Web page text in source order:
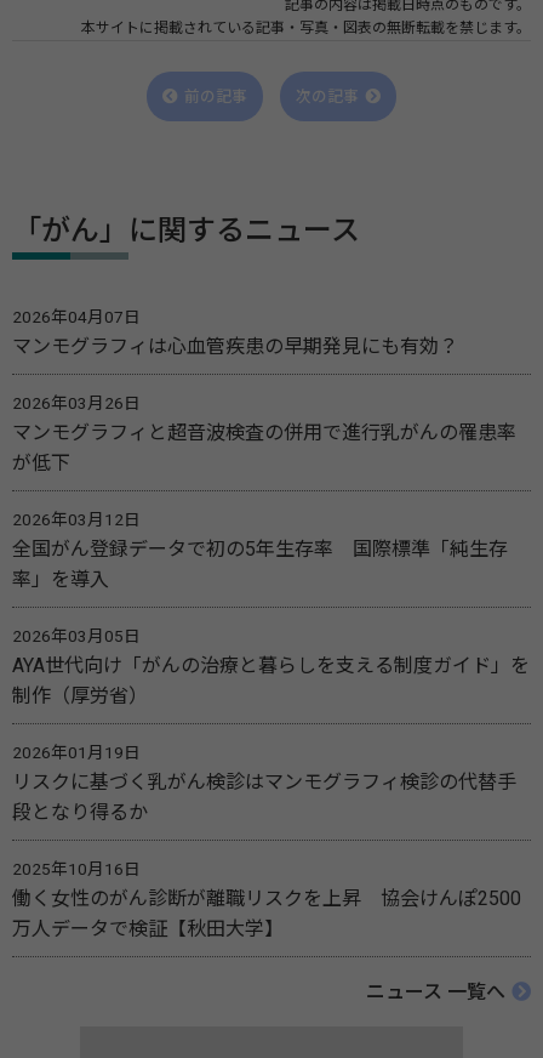
記事の内容は掲載日時点のものです。
本サイトに掲載されている記事・写真・図表の無断転載を禁じます。
前の記事 次の記事
「がん」に関するニュース
2026年04月07日
マンモグラフィは心血管疾患の早期発見にも有効？
2026年03月26日
マンモグラフィと超音波検査の併用で進行乳がんの罹患率
が低下
2026年03月12日
全国がん登録データで初の5年生存率 国際標準「純生存
率」を導入
2026年03月05日
AYA世代向け「がんの治療と暮らしを支える制度ガイド」を
制作（厚労省）
2026年01月19日
リスクに基づく乳がん検診はマンモグラフィ検診の代替手
段となり得るか
2025年10月16日
働く女性のがん診断が離職リスクを上昇 協会けんぽ2500
万人データで検証【秋田大学】
ニュース 一覧へ